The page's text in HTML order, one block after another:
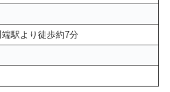
駅より徒歩約7分